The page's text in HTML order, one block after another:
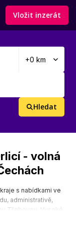
Vložit inzerát
Hledat
- volná
s nabídkami ve
administrativě,
Třebovou, Vysoké
na práce Ústí nad